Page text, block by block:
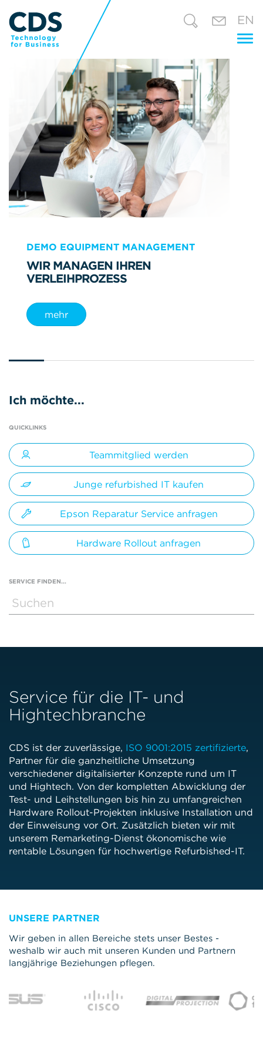
EN
DEMO EQUIPMENT MANAGEMENT
WIR MANAGEN IHREN
VERLEIHPROZESS
mehr
Ich möchte...
QUICKLINKS
Teammitglied werden
Junge refurbished IT kaufen
Epson Reparatur Service anfragen
Hardware Rollout anfragen
SERVICE FINDEN...
Service für die IT- und
Hightechbranche
CDS ist der zuverlässige, ISO 9001:2015 zertifizierte,
Partner für die ganzheitliche Umsetzung
verschiedener digitalisierter Konzepte rund um IT
und Hightech. Von der kompletten Abwicklung der
Test- und Leihstellungen bis hin zu umfangreichen
Hardware Rollout-Projekten inklusive Installation und
der Einweisung vor Ort. Zusätzlich bieten wir mit
unserem Remarketing-Dienst ökonomische wie
rentable Lösungen für hochwertige Refurbished-IT.
UNSERE PARTNER
Wir geben in allen Bereiche stets unser Bestes -
weshalb wir auch mit unseren Kunden und Partnern
langjährige Beziehungen pflegen.